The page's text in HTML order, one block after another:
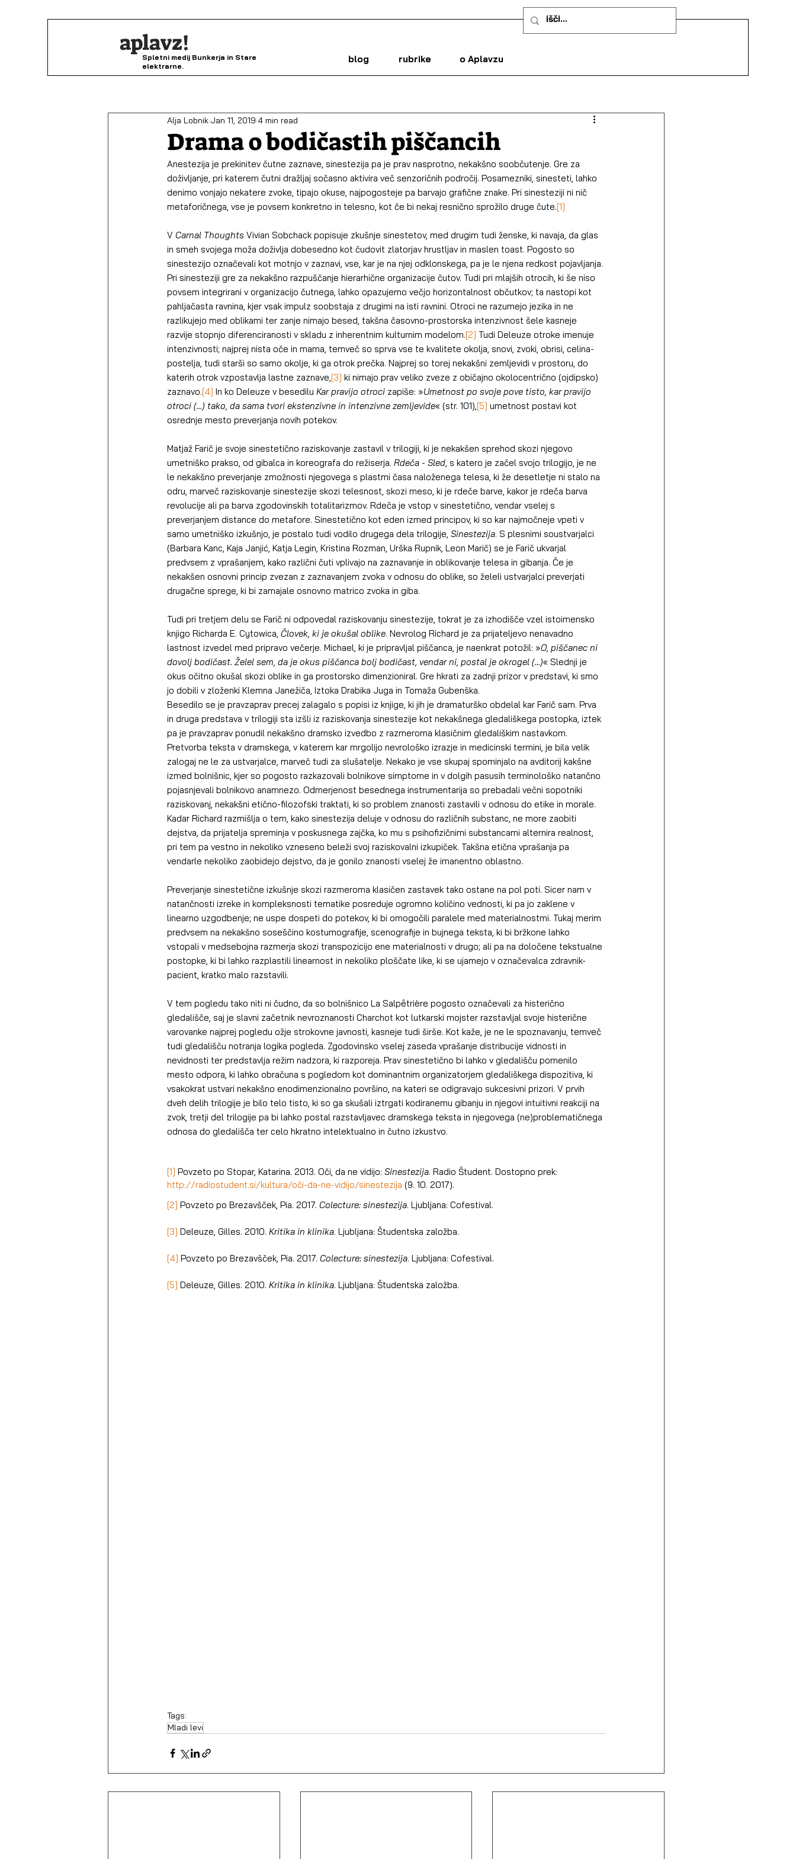
blog rubrike o Aplavzu
aplavz!
Spletni medij Bunkerja in Stare
elektrarne.
Drama o bodičastih piščancih
Alja Lobnik Jan 11, 2019 4 min read
Anestezija je prekinitev čutne zaznave, sinestezija pa je prav nasprotno, nekakšno soobčutenje. Gre za
doživljanje, pri katerem čutni dražljaj sočasno aktivira več senzoričnih področij. Posamezniki, sinesteti, lahko
denimo vonjajo nekatere zvoke, tipajo okuse, najpogosteje pa barvajo grafične znake. Pri sinesteziji ni nič
metaforičnega, vse je povsem konkretno in telesno, kot če bi nekaj resnično sprožilo druge čute.[1]
V Carnal Thoughts Vivian Sobchack popisuje zkušnje sinestetov, med drugim tudi ženske, ki navaja, da glas
in smeh svojega moža doživlja dobesedno kot čudovit zlatorjav hrustljav in maslen toast. Pogosto so
sinestezijo označevali kot motnjo v zaznavi, vse, kar je na njej odklonskega, pa je le njena redkost pojavljanja.
Pri sinesteziji gre za nekakšno razpuščanje hierarhične organizacije čutov. Tudi pri mlajših otrocih, ki še niso
povsem integrirani v organizacijo čutnega, lahko opazujemo večjo horizontalnost občutkov; ta nastopi kot
pahljačasta ravnina, kjer vsak impulz soobstaja z drugimi na isti ravnini. Otroci ne razumejo jezika in ne
razlikujejo med oblikami ter zanje nimajo besed, takšna časovno-prostorska intenzivnost šele kasneje
razvije stopnjo diferenciranosti v skladu z inherentnim kulturnim modelom.[2] Tudi Deleuze otroke imenuje
intenzivnosti; najprej nista oče in mama, temveč so sprva vse te kvalitete okolja, snovi, zvoki, obrisi, celina-
postelja, tudi starši so samo okolje, ki ga otrok prečka. Najprej so torej nekakšni zemljevidi v prostoru, do
katerih otrok vzpostavlja lastne zaznave,[3] ki nimajo prav veliko zveze z običajno okolocentrično (ojdipsko)
zaznavo.[4] In ko Deleuze v besedilu Kar pravijo otroci zapiše: »Umetnost po svoje pove tisto, kar pravijo
otroci (...) tako, da sama tvori ekstenzivne in intenzivne zemljevide« (str. 101),[5] umetnost postavi kot
osrednje mesto preverjanja novih potekov.
Matjaž Farič je svoje sinestetično raziskovanje zastavil v trilogiji, ki je nekakšen sprehod skozi njegovo
umetniško prakso, od gibalca in koreografa do režiserja. Rdeča - Sled, s katero je začel svojo trilogijo, je ne
le nekakšno preverjanje zmožnosti njegovega s plastmi časa naloženega telesa, ki že desetletje ni stalo na
odru, marveč raziskovanje sinestezije skozi telesnost, skozi meso, ki je rdeče barve, kakor je rdeča barva
revolucije ali pa barva zgodovinskih totalitarizmov. Rdeča je vstop v sinestetično, vendar vselej s
preverjanjem distance do metafore. Sinestetično kot eden izmed principov, ki so kar najmočneje vpeti v
samo umetniško izkušnjo, je postalo tudi vodilo drugega dela trilogije, Sinestezija. S plesnimi soustvarjalci
(Barbara Kanc, Kaja Janjić, Katja Legin, Kristina Rozman, Urška Rupnik, Leon Marič) se je Farič ukvarjal
predvsem z vprašanjem, kako različni čuti vplivajo na zaznavanje in oblikovanje telesa in gibanja. Če je
nekakšen osnovni princip zvezan z zaznavanjem zvoka v odnosu do oblike, so želeli ustvarjalci preverjati
drugačne sprege, ki bi zamajale osnovno matrico zvoka in giba.
Tudi pri tretjem delu se Farič ni odpovedal raziskovanju sinestezije, tokrat je za izhodišče vzel istoimensko
knjigo Richarda E. Cytowica, Človek, ki je okušal oblike. Nevrolog Richard je za prijateljevo nenavadno
lastnost izvedel med pripravo večerje. Michael, ki je pripravljal piščanca, je naenkrat potožil: »O, piščanec ni
dovolj bodičast. Želel sem, da je okus piščanca bolj bodičast, vendar ni, postal je okrogel (...)« Slednji je
okus očitno okušal skozi oblike in ga prostorsko dimenzioniral. Gre hkrati za zadnji prizor v predstavi, ki smo
jo dobili v zloženki Klemna Janežiča, Iztoka Drabika Juga in Tomaža Gubenška.
Besedilo se je pravzaprav precej zalagalo s popisi iz knjige, ki jih je dramaturško obdelal kar Farič sam. Prva
in druga predstava v trilogiji sta izšli iz raziskovanja sinestezije kot nekakšnega gledališkega postopka, iztek
pa je pravzaprav ponudil nekakšno dramsko izvedbo z razmeroma klasičnim gledališkim nastavkom.
Pretvorba teksta v dramskega, v katerem kar mrgolijo nevrološko izrazje in medicinski termini, je bila velik
zalogaj ne le za ustvarjalce, marveč tudi za slušatelje. Nekako je vse skupaj spominjalo na avditorij kakšne
izmed bolnišnic, kjer so pogosto razkazovali bolnikove simptome in v dolgih pasusih terminološko natančno
pojasnjevali bolnikovo anamnezo. Odmerjenost besednega instrumentarija so prebadali večni sopotniki
raziskovanj, nekakšni etično-filozofski traktati, ki so problem znanosti zastavili v odnosu do etike in morale.
Kadar Richard razmišlja o tem, kako sinestezija deluje v odnosu do različnih substanc, ne more zaobiti
dejstva, da prijatelja spreminja v poskusnega zajčka, ko mu s psihofizičnimi substancami alternira realnost,
pri tem pa vestno in nekoliko vzneseno beleži svoj raziskovalni izkupiček. Takšna etična vprašanja pa
vendarle nekoliko zaobidejo dejstvo, da je gonilo znanosti vselej že imanentno oblastno.
Preverjanje sinestetične izkušnje skozi razmeroma klasičen zastavek tako ostane na pol poti. Sicer nam v
natančnosti izreke in kompleksnosti tematike posreduje ogromno količino vednosti, ki pa jo zaklene v
linearno uzgodbenje; ne uspe dospeti do potekov, ki bi omogočili paralele med materialnostmi. Tukaj merim
predvsem na nekakšno soseščino kostumografije, scenografije in bujnega teksta, ki bi bržkone lahko
vstopali v medsebojna razmerja skozi transpozicijo ene materialnosti v drugo; ali pa na določene tekstualne
postopke, ki bi lahko razplastili linearnost in nekoliko ploščate like, ki se ujamejo v označevalca zdravnik-
pacient, kratko malo razstavili.
V tem pogledu tako niti ni čudno, da so bolnišnico La Salpêtrière pogosto označevali za histerično
gledališče, saj je slavni začetnik nevroznanosti Charchot kot lutkarski mojster razstavljal svoje histerične
varovanke najprej pogledu ožje strokovne javnosti, kasneje tudi širše. Kot kaže, je ne le spoznavanju, temveč
tudi gledališču notranja logika pogleda. Zgodovinsko vselej zaseda vprašanje distribucije vidnosti in
nevidnosti ter predstavlja režim nadzora, ki razporeja. Prav sinestetično bi lahko v gledališču pomenilo
mesto odpora, ki lahko obračuna s pogledom kot dominantnim organizatorjem gledališkega dispozitiva, ki
vsakokrat ustvari nekakšno enodimenzionalno površino, na kateri se odigravajo sukcesivni prizori. V prvih
dveh delih trilogije je bilo telo tisto, ki so ga skušali iztrgati kodiranemu gibanju in njegovi intuitivni reakciji na
zvok, tretji del trilogije pa bi lahko postal razstavljavec dramskega teksta in njegovega (ne)problematičnega
odnosa do gledališča ter celo hkratno intelektualno in čutno izkustvo.
[1] Povzeto po Stopar, Katarina. 2013. Oči, da ne vidijo: Sinestezija. Radio Študent. Dostopno prek:
http://radiostudent.si/kultura/oči-da-ne-vidijo/sinestezija (9. 10. 2017).
[2] Povzeto po Brezavšček, Pia. 2017. Colecture: sinestezija. Ljubljana: Cofestival.
[3] Deleuze, Gilles. 2010. Kritika in klinika. Ljubljana: Študentska založba.
[4] Povzeto po Brezavšček, Pia. 2017. Colecture: sinestezija. Ljubljana: Cofestival.
[5] Deleuze, Gilles. 2010. Kritika in klinika. Ljubljana: Študentska založba.
Tags:
Mladi levi